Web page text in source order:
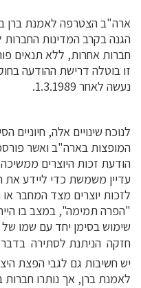
הגנה בקרב המדינות החברות
חברות אחרות, ללא תנאים
זו בוטלה דרישת ההודעה
נעשה לאחר 1.3.1989.
לנוכח שינויים אלה, חיוניים
הודעת זכות היוצרים
עדיין משמשת כדי ליידע את
לזכות יוצרים מצד המחבר
"הפרה תמימה", במצב בו
שימוש בסימן יחד עם שמו של
חזקה  הניתנת לסתירה 
יש חשיבות גם לגבי הפצת
לאמנת ברן, אך נותרו